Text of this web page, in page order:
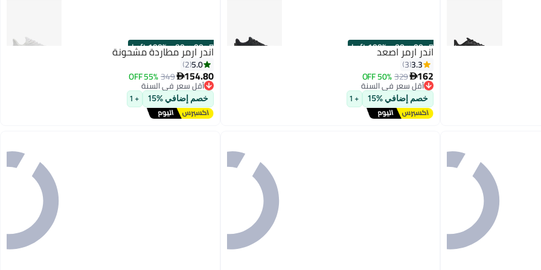
00m:00s
·
100% Leftاندر ارمر اصعد
3.3
3
162
329
50% OFF
أقل سعر في السنة
توصيل مجاني
أقل سعر في السنة
خصم إضافي %15 + 1
00m:00s
·
100% Left
اندر ارمر مطاردة مشحونة
5.0
2
154.80
349
55% OFF
أقل سعر في السنة
توصيل مجاني
أقل سعر في السنة
خصم إضافي %15 + 1